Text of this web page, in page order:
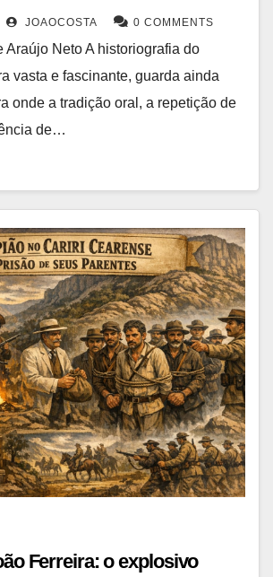
JOAOCOSTA 0 COMMENTS
Araújo Neto A historiografia do
vasta e fascinante, guarda ainda
onde a tradição oral, a repetição de
de…
Ferreira: o explosivo